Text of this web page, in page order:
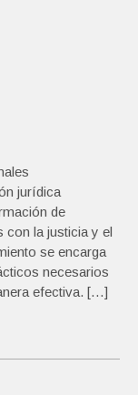
jurídica
de
con la justicia y el
se encarga
necesarios
efectiva. […]